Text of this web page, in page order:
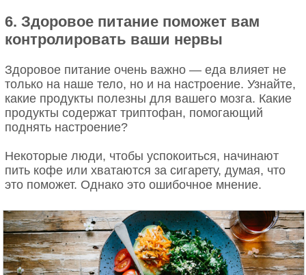
6. Здоровое питание поможет вам
контролировать ваши нервы
Здоровое питание очень важно — еда влияет не
только на наше тело, но и на настроение. Узнайте,
какие продукты полезны для вашего мозга. Какие
продукты содержат триптофан, помогающий
поднять настроение?
Некоторые люди, чтобы успокоиться, начинают
пить кофе или хватаются за сигарету, думая, что
это поможет. Однако это ошибочное мнение.